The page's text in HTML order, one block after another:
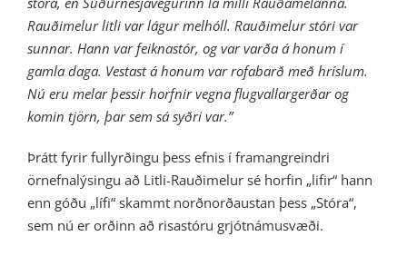
Rauðimelur litli var lágur melhóll. Rauðimelur stóri var
sunnar. Hann var feiknastór, og var varða á honum í
gamla daga. Vestast á honum var rofabarð með hríslum.
Nú eru melar þessir horfnir vegna flugvallargerðar og
komin tjörn, þar sem sá syðri var.”
Þrátt fyrir fullyrðingu þess efnis í framangreindri
örnefnalýsingu að Litli-Rauðimelur sé horfin „lifir“ hann
enn góðu „lífi“ skammt norðnorðaustan þess „Stóra“,
sem nú er orðinn að risastóru grjótnámusvæði.